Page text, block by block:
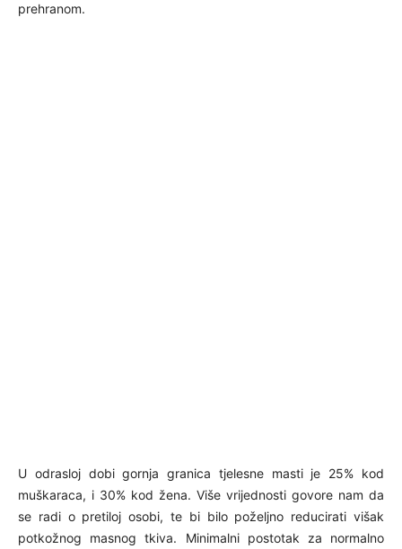
prehranom.
U odrasloj dobi gornja granica tjelesne masti je 25% kod
muškaraca, i 30% kod žena. Više vrijednosti govore nam da
se radi o pretiloj osobi, te bi bilo poželjno reducirati višak
potkožnog masnog tkiva. Minimalni postotak za normalno